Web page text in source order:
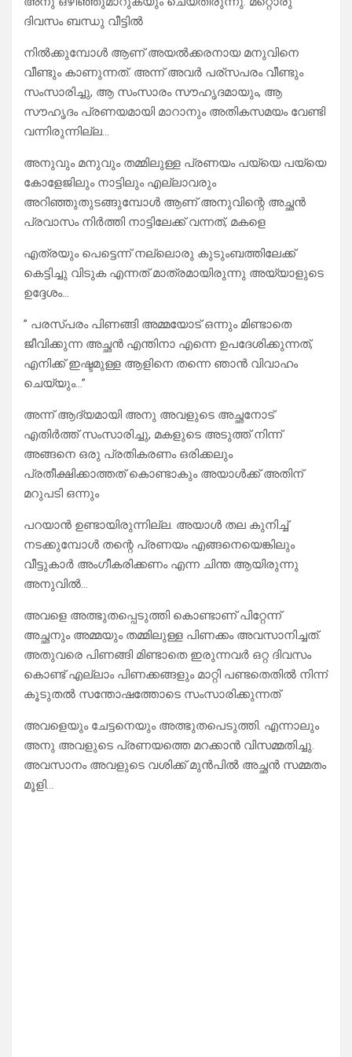
ദിവസം ബന്ധു വീട്ടിൽ
നിൽക്കുമ്പോൾ ആണ് അയൽക്കരനായ മനുവിനെ
വീണ്ടും കാണുന്നത്. അന്ന് അവർ പര്സപരം വീണ്ടും
സംസാരിച്ചു, ആ സംസാരം സൗഹൃദമായും, ആ
സൗഹൃദം പ്രണയമായി മാറാനും അതികസമയം വേണ്ടി
വന്നിരുന്നില്ല…
അനുവും മനുവും തമ്മിലുള്ള പ്രണയം പയ്യെ പയ്യെ
കോളേജിലും നാട്ടിലും എല്ലാവരും
അറിഞ്ഞുതുടങ്ങുമ്പോൾ ആണ് അനുവിന്റെ അച്ഛൻ
പ്രവാസം നിർത്തി നാട്ടിലേക്ക് വന്നത്, മകളെ
എത്രയും പെട്ടെന്ന് നല്ലൊരു കുടുംബത്തിലേക്ക്
കെട്ടിച്ചു വിടുക എന്നത് മാത്രമായിരുന്നു അയ്യാളുടെ
ഉദ്ദേശം…
” പരസ്പരം പിണങ്ങി അമ്മയോട് ഒന്നും മിണ്ടാതെ
ജീവിക്കുന്ന അച്ഛൻ എന്തിനാ എന്നെ ഉപദേശിക്കുന്നത്,
എനിക്ക് ഇഷ്ടമുള്ള ആളിനെ തന്നെ ഞാൻ വിവാഹം
ചെയ്യും…”
അന്ന് ആദ്യമായി അനു അവളുടെ അച്ഛനോട്
എതിർത്ത് സംസാരിച്ചു, മകളുടെ അടുത്ത് നിന്ന്
അങ്ങനെ ഒരു പ്രതികരണം ഒരിക്കലും
പ്രതീക്ഷിക്കാത്തത് കൊണ്ടാകും അയാൾക്ക് അതിന്
മറുപടി ഒന്നും
പറയാൻ ഉണ്ടായിരുന്നില്ല. അയാൾ തല കുനിച്ച്
നടക്കുമ്പോൾ തന്റെ പ്രണയം എങ്ങനെയെങ്കിലും
വീട്ടുകാർ അംഗീകരിക്കണം എന്ന ചിന്ത ആയിരുന്നു
അനുവിൽ…
അവളെ അത്ഭുതപ്പെടുത്തി കൊണ്ടാണ് പിറ്റേന്ന്
അച്ഛനും അമ്മയും തമ്മിലുള്ള പിണക്കം അവസാനിച്ചത്.
അതുവരെ പിണങ്ങി മിണ്ടാതെ ഇരുന്നവർ ഒറ്റ ദിവസം
കൊണ്ട് എല്ലാം പിണക്കങ്ങളും മാറ്റി പണ്ടതെതിൽ നിന്ന്
കൂടുതൽ സന്തോഷത്തോടെ സംസാരിക്കുന്നത്
അവളെയും ചേട്ടനെയും അത്ഭുതപെടുത്തി. എന്നാലും
അനു അവളുടെ പ്രണയത്തെ മറക്കാൻ വിസമ്മതിച്ചു.
അവസാനം അവളുടെ വശിക്ക് മുൻപിൽ അച്ഛൻ സമ്മതം
മൂളി…